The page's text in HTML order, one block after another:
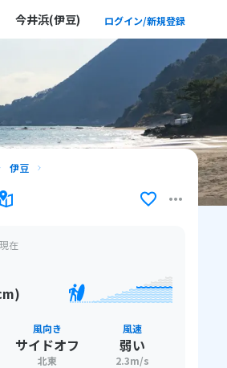
今井浜(伊豆) ログイン/新規登録
伊豆
在
風向き
サイドオフ
北東
風速
弱い
2.3m/s